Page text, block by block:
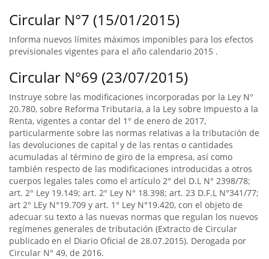
Circular N°7 (15/01/2015)
Informa nuevos límites máximos imponibles para los efectos
previsionales vigentes para el año calendario 2015 .
Circular N°69 (23/07/2015)
Instruye sobre las modificaciones incorporadas por la Ley N°
20.780, sobre Reforma Tributaria, a la Ley sobre Impuesto a la
Renta, vigentes a contar del 1° de enero de 2017,
particularmente sobre las normas relativas a la tributación de
las devoluciones de capital y de las rentas o cantidades
acumuladas al término de giro de la empresa, así como
también respecto de las modificaciones introducidas a otros
cuerpos legales tales como el artículo 2° del D.L N° 2398/78;
art. 2° Ley 19.149; art. 2° Ley N° 18.398; art. 23 D.F.L N°341/77;
art 2° LEy N°19.709 y art. 1° Ley N°19.420, con el objeto de
adecuar su texto a las nuevas normas que regulan los nuevos
regímenes generales de tributación (Extracto de Circular
publicado en el Diario Oficial de 28.07.2015). Derogada por
Circular N° 49, de 2016.